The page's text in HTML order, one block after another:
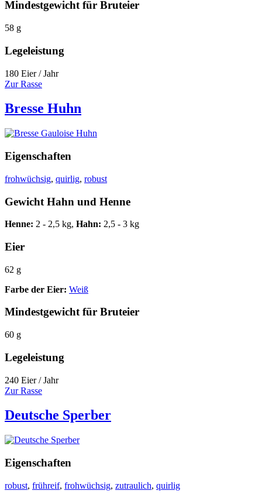
Mindestgewicht für Bruteier
58 g
Legeleistung
180 Eier / Jahr
Zur Rasse
Bresse Huhn
Eigenschaften
frohwüchsig, quirlig, robust
Gewicht Hahn und Henne
Henne: 2 - 2,5 kg, Hahn: 2,5 - 3 kg
Eier
62 g
Farbe der Eier: Weiß
Mindestgewicht für Bruteier
60 g
Legeleistung
240 Eier / Jahr
Zur Rasse
Deutsche Sperber
Eigenschaften
robust, frühreif, frohwüchsig, zutraulich, quirlig